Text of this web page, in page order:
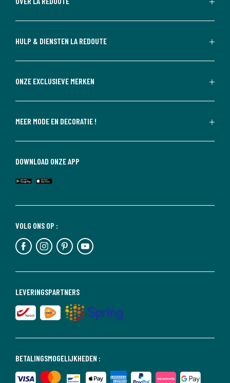
HULP & DIENSTEN LA REDOUTE
ONZE EXCLUSIEVE MERKEN
MEER MODE EN DECORATIE !
BETALINGSMOGELIJKHEDEN :
LEVERINGSPARTNERS
VOLG ONS OP :
DOWNLOAD ONZE APP